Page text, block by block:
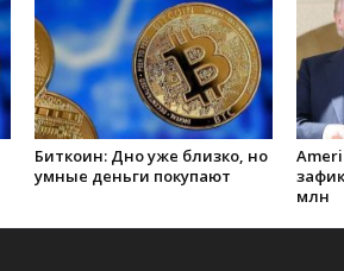
Биткоин: Дно уже близко, но
умные деньги покупают
млн